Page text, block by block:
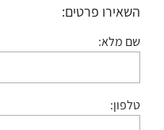
השאירו פרטים:
שם מלא:
טלפון: